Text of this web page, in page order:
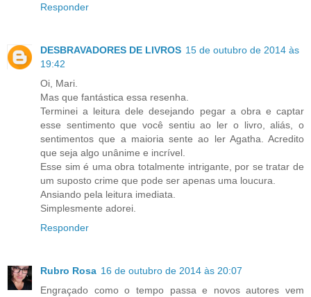
Responder
DESBRAVADORES DE LIVROS 15 de outubro de 2014 às
19:42
Oi, Mari.
Mas que fantástica essa resenha.
Terminei a leitura dele desejando pegar a obra e captar
esse sentimento que você sentiu ao ler o livro, aliás, o
sentimentos que a maioria sente ao ler Agatha. Acredito
que seja algo unânime e incrível.
Esse sim é uma obra totalmente intrigante, por se tratar de
um suposto crime que pode ser apenas uma loucura.
Ansiando pela leitura imediata.
Simplesmente adorei.
Responder
Rubro Rosa 16 de outubro de 2014 às 20:07
Engraçado como o tempo passa e novos autores vem